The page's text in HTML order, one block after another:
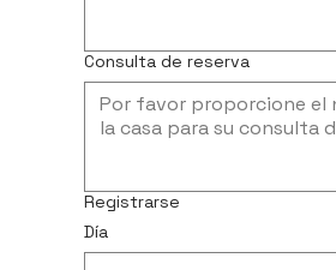
Consulta de reserva
Registrarse
Día